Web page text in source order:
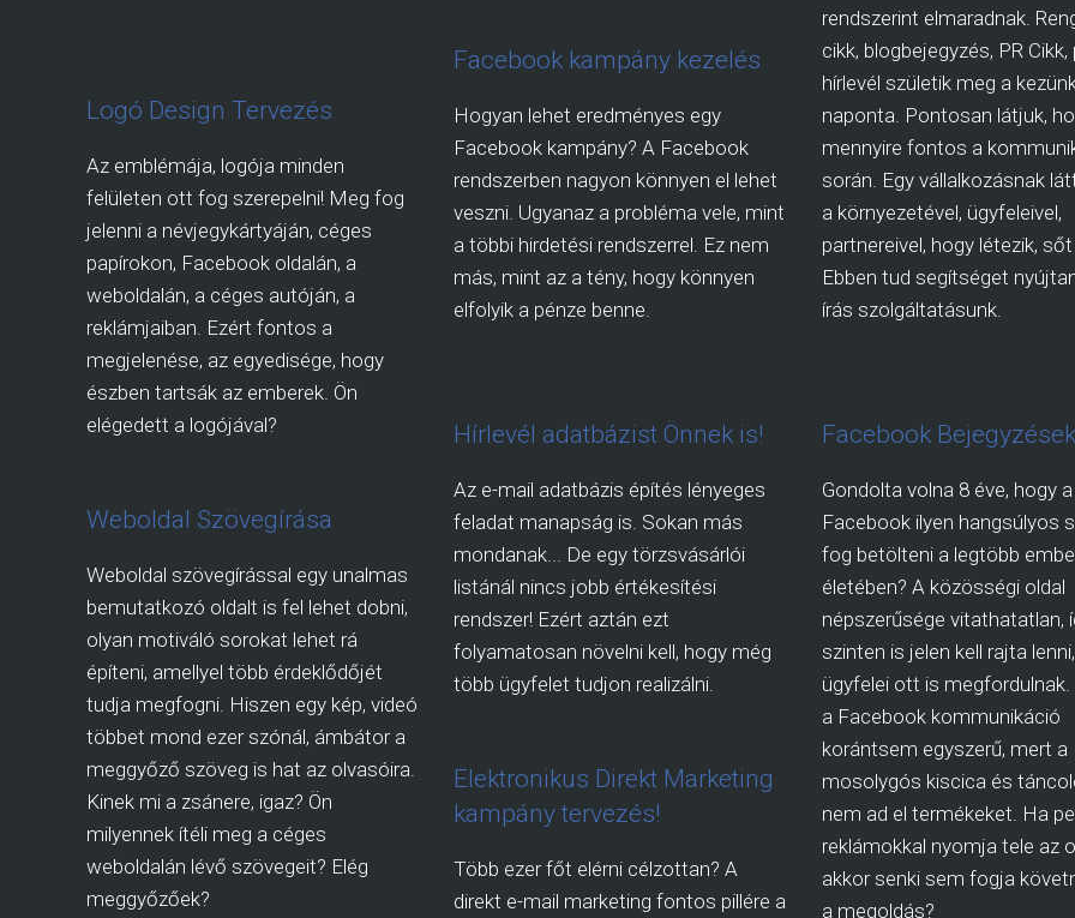
Logó Design Tervezés
Az emblémája, logója minden
felületen ott fog szerepelni! Meg fog
jelenni a névjegykártyáján, céges
papírokon, Facebook oldalán, a
weboldalán, a céges autóján, a
reklámjaiban. Ezért fontos a
megjelenése, az egyedisége, hogy
észben tartsák az emberek. Ön
elégedett a logójával?
Weboldal Szövegírása
Weboldal szövegírással egy unalmas
bemutatkozó oldalt is fel lehet dobni,
olyan motiváló sorokat lehet rá
építeni, amellyel több érdeklődőjét
tudja megfogni. Hiszen egy kép, videó
többet mond ezer szónál, ámbátor a
meggyőző szöveg is hat az olvasóira.
Kinek mi a zsánere, igaz? Ön
milyennek ítéli meg a céges
weboldalán lévő szövegeit? Elég
meggyőzőek?
Facebook kampány kezelés
Hogyan lehet eredményes egy
Facebook kampány? A Facebook
rendszerben nagyon könnyen el lehet
veszni. Ugyanaz a probléma vele, mint
a többi hirdetési rendszerrel. Ez nem
más, mint az a tény, hogy könnyen
elfolyik a pénze benne.
Hírlevél adatbázist Önnek is!
Az e-mail adatbázis építés lényeges
feladat manapság is. Sokan más
mondanak... De egy törzsvásárlói
listánál nincs jobb értékesítési
rendszer! Ezért aztán ezt
folyamatosan növelni kell, hogy még
több ügyfelet tudjon realizálni.
Elektronikus Direkt Marketing
kampány tervezés!
Több ezer főt elérni célzottan? A
direkt e-mail marketing fontos pillére a
rendszerint elmaradnak.
cikk, blogbejegyzés, PR Cikk,
hírlevél születik meg a
naponta. Pontosan látjuk,
mennyire fontos a
során. Egy vállalkozásnak
a környezetével, ügyfeleivel,
partnereivel, hogy létezik,
Ebben tud segítséget
írás szolgáltatásunk.
Facebook
Gondolta volna 8 éve, hogy a
Facebook ilyen hangsúlyos
fog betölteni a legtöbb
életében? A közösségi oldal
népszerűsége vitathatatlan,
szinten is jelen kell rajta
ügyfelei ott is megfordulnak.
a Facebook kommunikáció
korántsem egyszerű, mert a
mosolygós kiscica és
nem ad el termékeket. Ha
reklámokkal nyomja tele az
akkor senki sem fogja
a megoldás?